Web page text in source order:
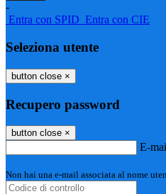
-
Entra con SPID Entra con CIE
Seleziona utente
button close ×
Recupero password
button close ×
E-
Non hai una e-mail associata al nome